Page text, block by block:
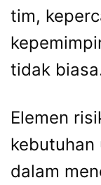
tim,
tidak
Elemen
kebutuhan
dalam